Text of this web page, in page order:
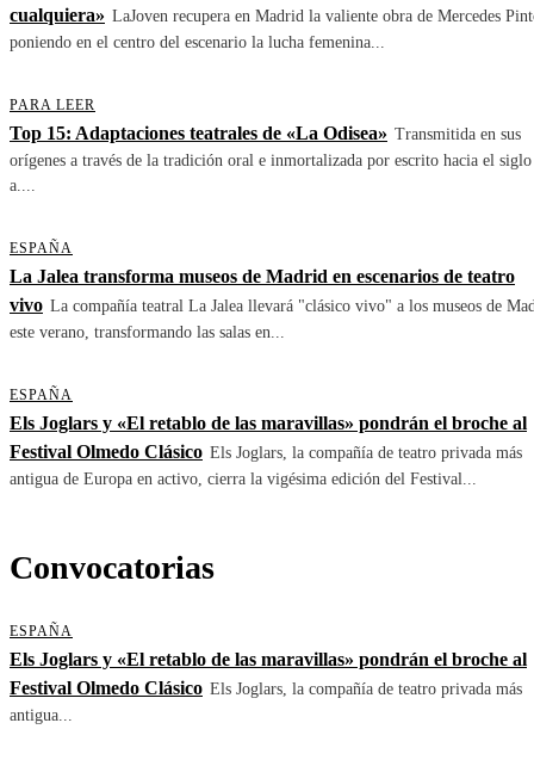
cualquiera» LaJoven recupera en Madrid la valiente obra de Mercedes
poniendo en el centro del escenario la lucha femenina...
PARA LEER
Top 15: Adaptaciones teatrales de «La Odisea» Transmitida en sus
orígenes a través de la tradición oral e inmortalizada por escrito hacia el
a....
ESPAÑA
La Jalea transforma museos de Madrid en escenarios de teatro
vivo La compañía teatral La Jalea llevará "clásico vivo" a los museos de
este verano, transformando las salas en...
ESPAÑA
Els Joglars y «El retablo de las maravillas» pondrán el broche al
Festival Olmedo Clásico Els Joglars, la compañía de teatro privada más
antigua de Europa en activo, cierra la vigésima edición del Festival...
Convocatorias
ESPAÑA
Els Joglars y «El retablo de las maravillas» pondrán el broche al
Festival Olmedo Clásico Els Joglars, la compañía de teatro privada más
antigua...